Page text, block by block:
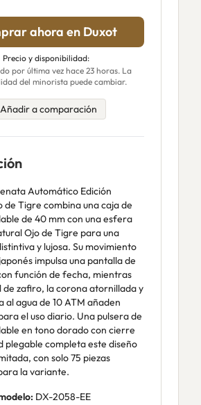
ahora en Duxot
Precio y disponibilidad:
por última vez hace 23 horas. La
del minorista puede cambiar.
Añadir a comparación
Automático Edición
de Tigre combina una caja de
de 40 mm con una esfera
Ojo de Tigre para una
y lujosa. Su movimiento
impulsa una pantalla de
función de fecha, mientras
de zafiro, la corona atornillada y
al agua de 10 ATM añaden
el uso diario. Una pulsera de
en tono dorado con cierre
plegable completa este diseño
con solo 75 piezas
la variante.
DX-2058-EE